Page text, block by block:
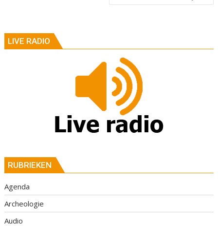
LIVE RADIO
RUBRIEKEN
Agenda
Archeologie
Audio